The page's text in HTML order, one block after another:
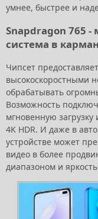
умнее, быстрее и
Snapdragon 765
система в
Чипсет
высокоскоростными
обрабатывать
Возможность
мгновенную
4K HDR. И даже в
устройстве может
видео в более
диапазоном и